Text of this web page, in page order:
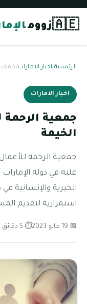
🇦🇪زووم
الرئيسية/اخبار الامارات/
اخبار الامارات
جمعية الرحمة
الخيمة
جمعية الرحمة
عليه في دولة
الخيرية والإنسانية في
استمرارية لتقديم
📅 19 مايو 2023 ⏱ 5 دقائق قراءة